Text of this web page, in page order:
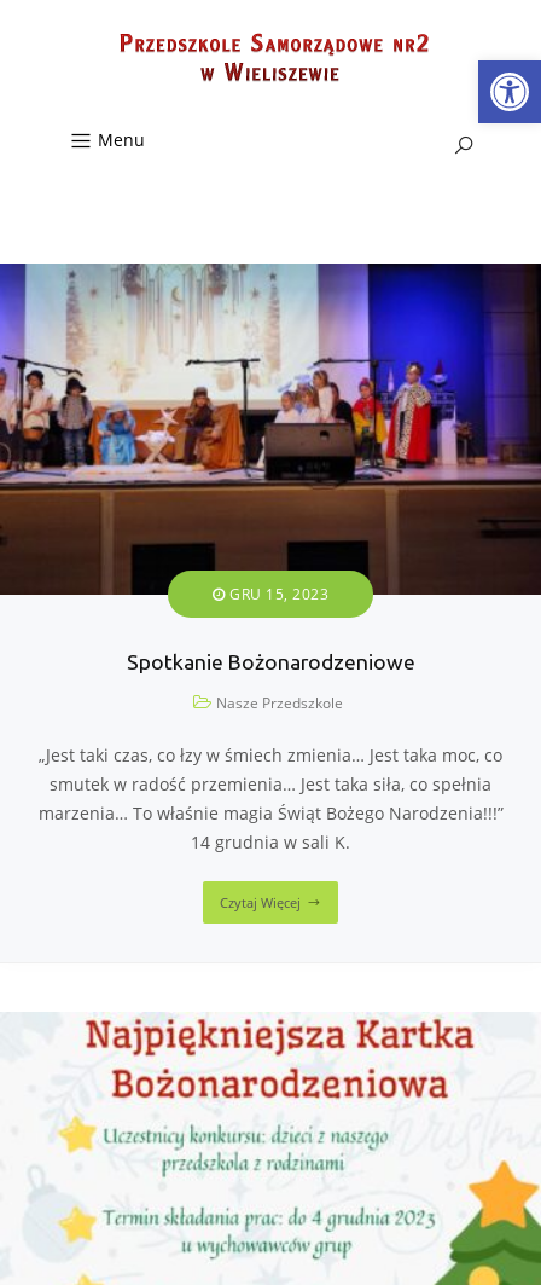
Menu
GRU 15, 2023
Spotkanie Bożonarodzeniowe
Nasze Przedszkole
„Jest taki czas, co łzy w śmiech zmienia… Jest taka moc, co
smutek w radość przemienia… Jest taka siła, co spełnia
marzenia… To właśnie magia Świąt Bożego Narodzenia!!!”
14 grudnia w sali K.
Czytaj Więcej